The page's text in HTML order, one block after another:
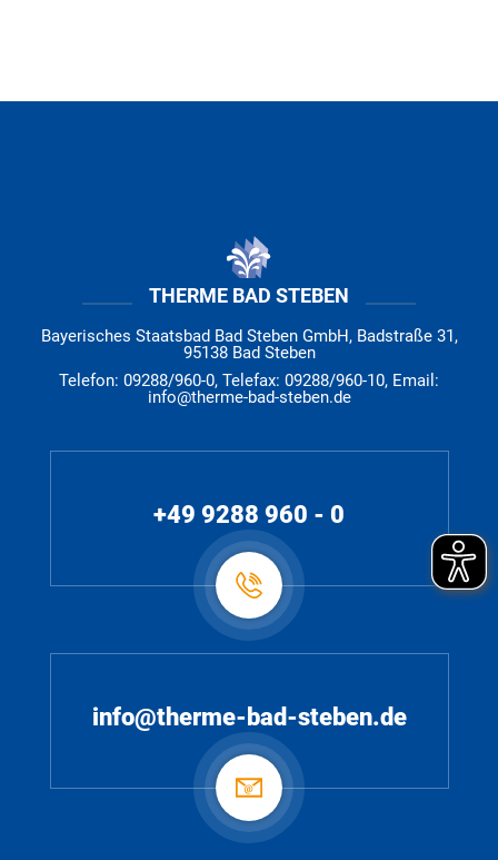
THERME BAD STEBEN
Bayerisches Staatsbad Bad Steben GmbH, Badstraße 31,
95138 Bad Steben
Telefon: 09288/960-0, Telefax: 09288/960-10, Email:
info@therme-bad-steben.de
+49 9288 960 - 0
info@therme-bad-steben.de